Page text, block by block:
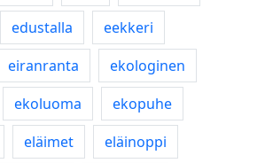
edustalla
eekkeri
eiranranta
ekologinen
ekoluoma
ekopuhe
eläimet
eläinoppi